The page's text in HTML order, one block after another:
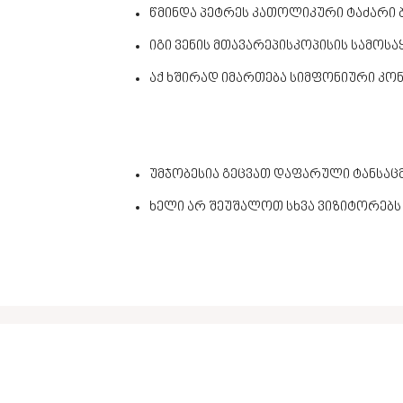
წმინდა პეტრეს კათოლიკური ტაძარი
იგი ვენის მთავარეპისკოპისის
აქ ხშირად იმართება სიმფონიური
უმჯობესია გეცვათ დაფარული
ხელი არ შეუშალოთ სხვა ვიზიტორებს